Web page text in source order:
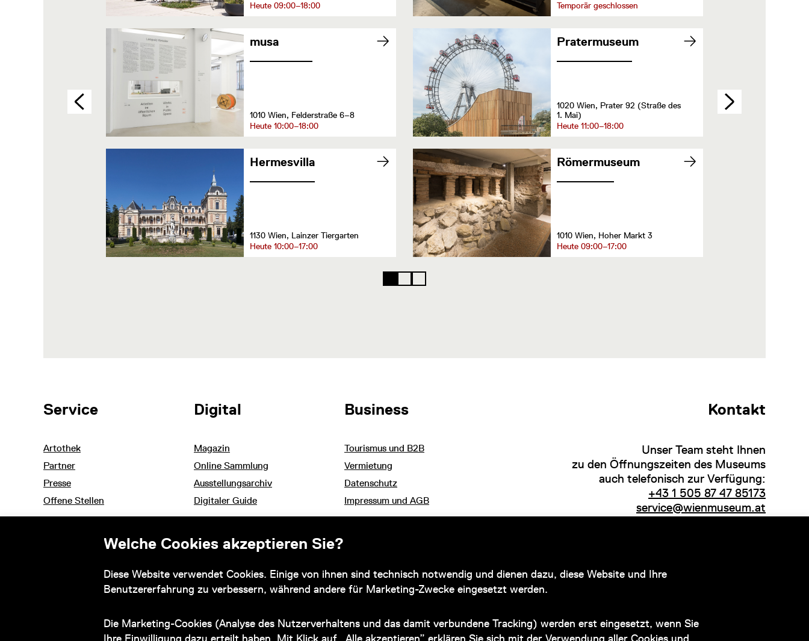
Welche Cookies akzeptieren Sie?
Diese Website verwendet Cookies. Einige von ihnen sind technisch notwendig und dienen dazu, diese Website und Ihre
Benutzererfahrung zu verbessern, während andere für Marketing-Zwecke eingesetzt werden.
Die Marketing-Cookies (Analyse des Nutzerverhaltens und das damit verbundene Tracking) werden erst eingesetzt, wenn Sie
Ihre Einwilligung dazu erteilt haben. Mit Klick auf „Alle akzeptieren” erklären Sie sich mit der Verwendung aller Cookies und
Heute 09:00–18:00
musa
1010 Wien, Felderstraße 6–8
Heute 10:00–18:00
Hermesvilla
1130 Wien, Lainzer Tiergarten
Heute 10:00–17:00
Temporär geschlossen
Pratermuseum
1020 Wien, Prater 92 (Straße des
1. Mai)
Heute 11:00–18:00
Römermuseum
1010 Wien, Hoher Markt 3
Heute 09:00–17:00
Weitere Themen
Service
Artothek
Partner
Presse
Offene Stellen
Digital
Magazin
Online Sammlung
Ausstellungsarchiv
Digitaler Guide
Business
Tourismus und B2B
Vermietung
Datenschutz
Impressum und AGB
Kontakt
Unser Team steht Ihnen
zu den Öffnungszeiten des Museums
auch telefonisch zur Verfügung:
+43 1 505 87 47 85173
service@wienmuseum.at
Informationen zu ihrem barrierefreien Besuch
und Barrierefreiheitserklärung
Subventionsgeber Hauptsponsor
© 2026 Wien Museum